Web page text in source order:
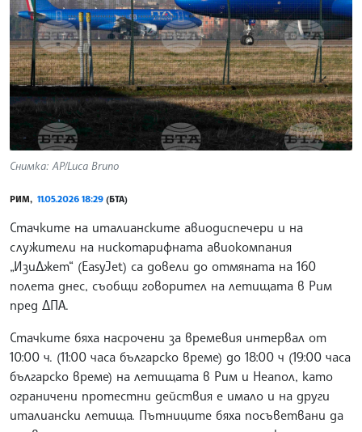
Снимка: AP/Luca Bruno
РИМ, 11.05.2026 18:29 (БТА)
Стачките на италианските авиодиспечери и на
служители на нискотарифната авиокомпания
„ИзиДжет“ (EasyJet) са довели до отмяната на 160
полета днес, съобщи говорител на летищата в Рим
пред ДПА.
Стачките бяха насрочени за времевия интервал от
10:00 ч. (11:00 часа българско време) до 18:00 ч (19:00 часа
българско време) на летищата в Рим и Неапол, като
ограничени протестни действия е имало и на други
италиански летища. Пътниците бяха посъветвани да